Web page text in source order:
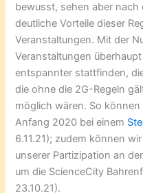
bewusst, sehen aber
deutliche Vorteile dieser
Veranstaltungen. Mit der
Veranstaltungen
entspannter stattfinden,
die ohne die 2G-Regeln
möglich wären. So
Anfang 2020 bei einem
6.11.21); zudem können
unserer Partizipation an
um die ScienceCity
23.10.21).